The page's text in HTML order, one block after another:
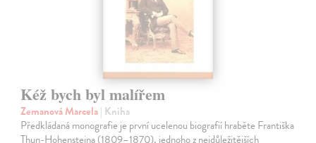
Kéž bych byl malířem
Zemanová Marcela| Kniha
Předkládaná monografie je první ucelenou biografií hraběte Františka
Thun-Hohensteina (1809–1870), jednoho z nejdůležitějších